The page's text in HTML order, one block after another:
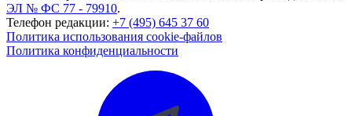
ЭЛ № ФС 77 - 79910.
Телефон редакции: +7 (495) 645 37 60
Политика использования cookie-файлов
Политика конфиденциальности